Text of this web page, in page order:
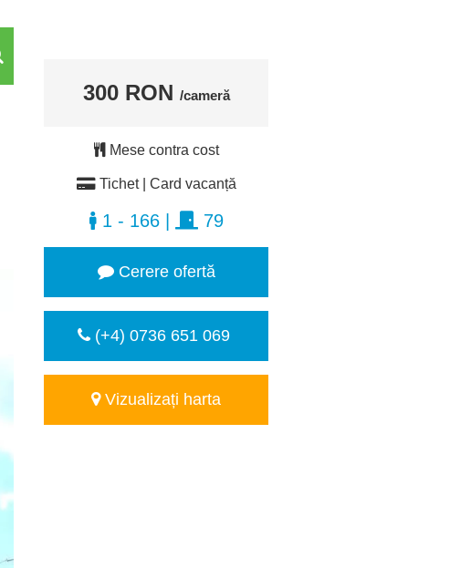
300 RON /cameră
Mese contra cost
Tichet | Card vacanță
1 - 166| 79
Cerere ofertă
(+4) 0736 651 069
Vizualizați harta